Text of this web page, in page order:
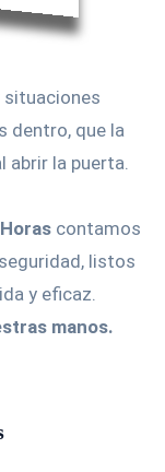
situaciones
dentro, que la
abrir la puerta.
contamos
listos
y eficaz.
manos.